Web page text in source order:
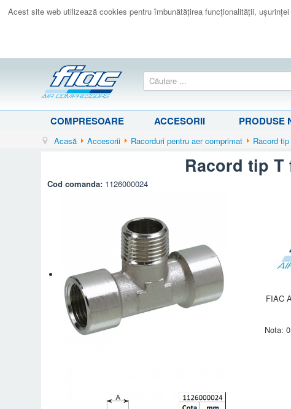
Acest site web utilizează cookies pentru îmbunătăţirea funcţionalităţii,
COMPRESOARE ACCESORII PRODUSE
Acasă Accesorii Racorduri pentru aer comprimat Racord
Racord tip T
Cod comanda: 1126000024
FIAC
Nota: